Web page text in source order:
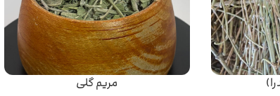
مریم گلی